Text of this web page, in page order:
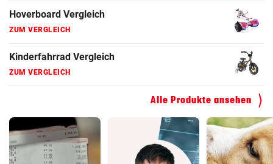
Hoverboard Vergleich
ZUM VERGLEICH
Kinderfahrrad Vergleich
ZUM VERGLEICH
Alle Produkte ansehen